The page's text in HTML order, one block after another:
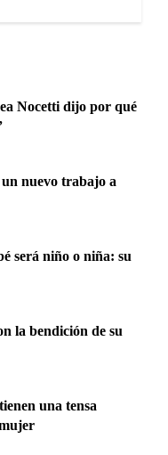
Nocetti dijo por qué
nuevo trabajo a
será niño o niña: su
la bendición de su
una tensa